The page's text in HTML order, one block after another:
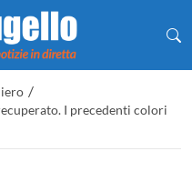
/
I precedenti colori